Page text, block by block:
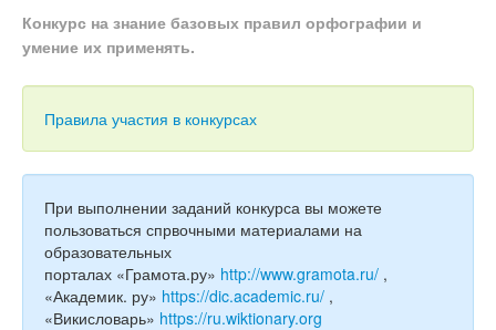
Вебинары
Тесты
Игры
Учитель
Конкурс на знание базовых правил орфографии и
умение их применять.
Правила участия в конкурсах
При выполнении заданий конкурса вы можете
пользоваться спрвочными материалами на
образовательных
порталах «Грамота.ру» http://www.gramota.ru/ ,
«Академик. ру» https://dic.academic.ru/ ,
«Викисловарь» https://ru.wiktionary.org